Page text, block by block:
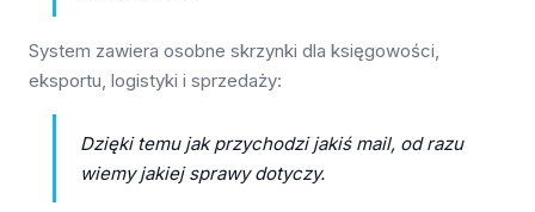
System zawiera osobne skrzynki dla księgowości,
eksportu, logistyki i sprzedaży:
Dzięki temu jak przychodzi jakiś mail, od razu
wiemy jakiej sprawy dotyczy.